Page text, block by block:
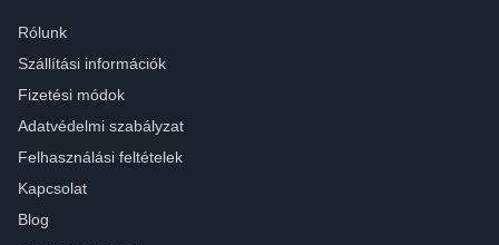
Rólunk
Szállítási információk
Fizetési módok
Adatvédelmi szabályzat
Felhasználási feltételek
Kapcsolat
Blog